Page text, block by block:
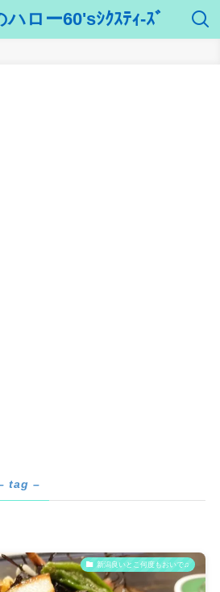
ロー60'sｼｸｽﾃｨ-ｽﾞ
tag –
新潟良いとこ何度もおいで♫